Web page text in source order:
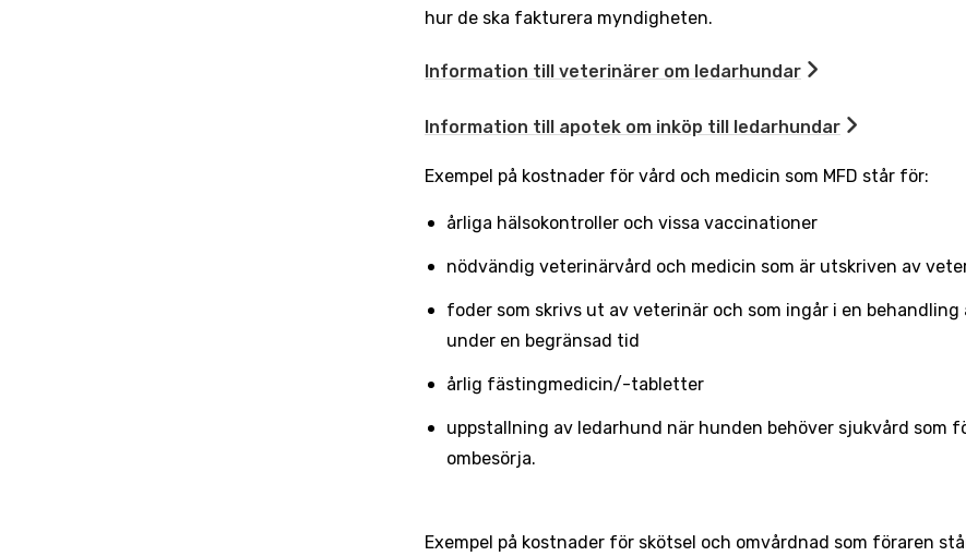
hur de ska fakturera myndigheten.
Information till veterinärer om ledarhundar
Information till apotek om inköp till ledarhundar
Exempel på kostnader för vård och medicin som MFD står för:
årliga hälsokontroller och vissa vaccinationer
nödvändig veterinärvård och medicin som är utskriven av
foder som skrivs ut av veterinär och som ingår i en behandling
under en begränsad tid
årlig fästingmedicin/-tabletter
uppstallning av ledarhund när hunden behöver sjukvård som
ombesörja.
Exempel på kostnader för skötsel och omvårdnad som föraren